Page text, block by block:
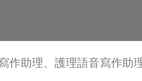
作助理、護理語音寫作助